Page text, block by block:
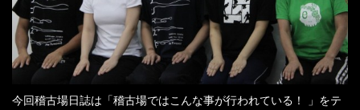
今回稽古場日誌は「稽古場ではこんな事が行われている！ 」をテ